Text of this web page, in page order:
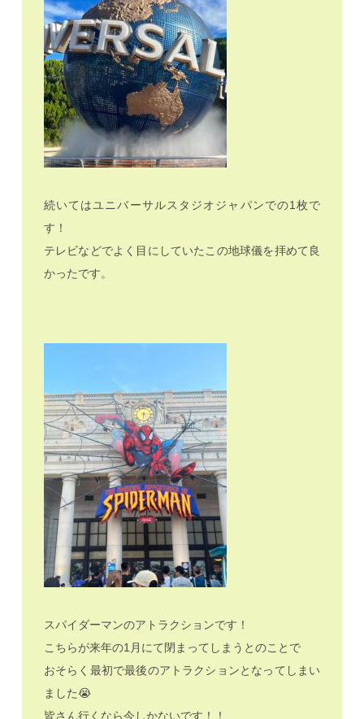
続いてはユニバーサルスタジオジャパンでの1枚で
す！
テレビなどでよく目にしていたこの地球儀を拝めて良
かったです。
スパイダーマンのアトラクションです！
こちらが来年の1月にて閉まってしまうとのことで
おそらく最初で最後のアトラクションとなってしまい
ました😭
皆さん行くなら今しかないです！！